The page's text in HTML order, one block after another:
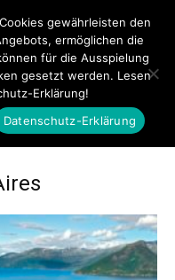
gewährleisten den
ermöglichen die
für die Ausspielung
gesetzt werden. Lesen
Erklärung!
Datenschutz-Erklärung